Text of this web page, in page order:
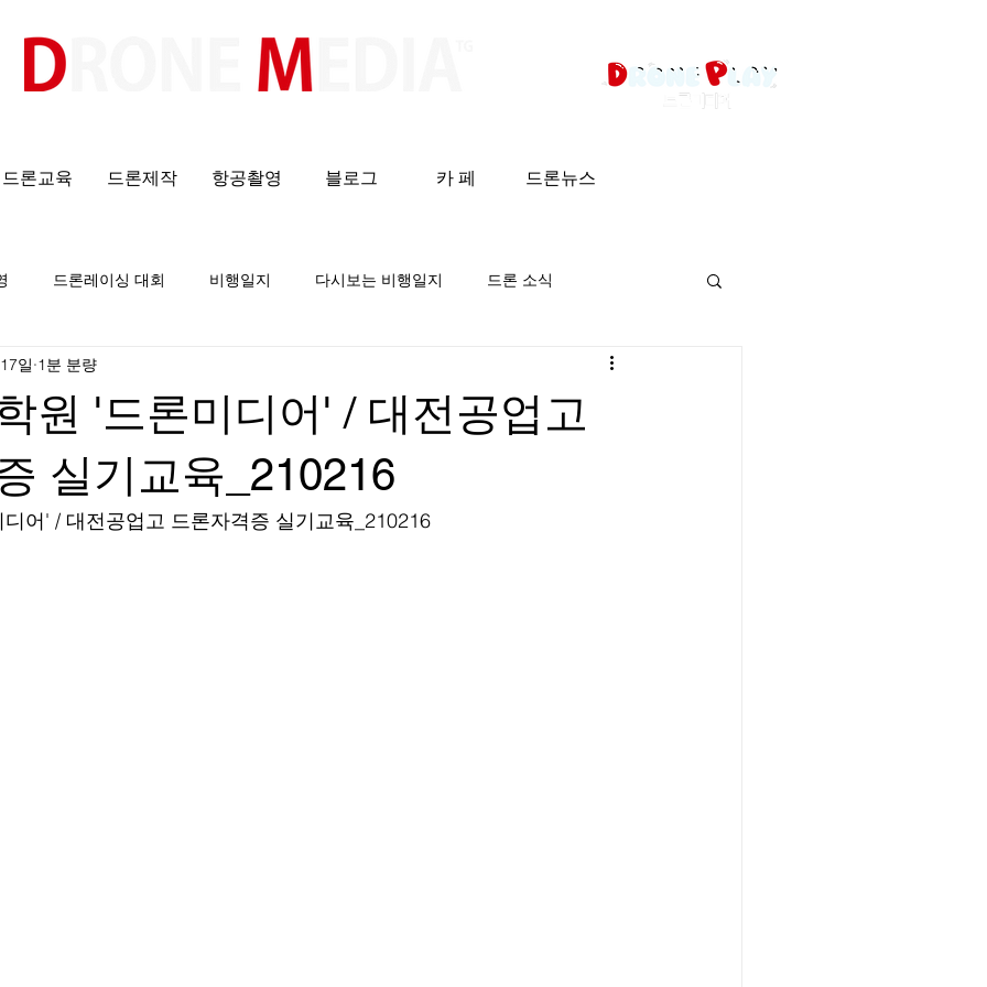
드론교육 드론제작 항공촬영 블로그 카 페 드론뉴스
드론레이싱 대회 비행일지 다시보는 비행일지 드론 소식
원 '드론미디어' / 대전공업고
실기교육_210216
일 1분 분량
어' / 대전공업고 드론자격증 실기교육_210216